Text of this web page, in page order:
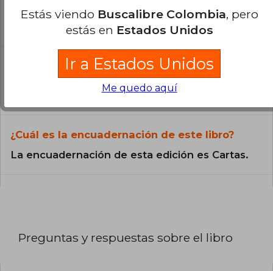
Todos los libros de nuestro
catálogo son Originales.
¿En qué Idioma está escrito el
El libro está escrito en Español.
¿Cuál es la encuadernación de este libro?
La encuadernación de esta edición es Cartas.
Preguntas y respuestas sobre el libro
Estás viendo Buscalibre Colombia, pero
estás en Estados Unidos
Ir a Estados Unidos
Me quedo aquí